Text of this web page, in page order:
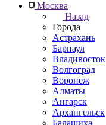
Москва
Назад
Города
Астрахань
Барнаул
Владивосток
Волгоград
Воронеж
Алматы
Ангарск
Архангельск
Балашиха